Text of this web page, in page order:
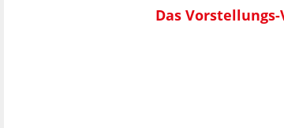
Das